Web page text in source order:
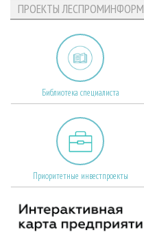
ПРОЕКТЫ ЛЕСПРОМИНФОРМ
Библиотека специалиста
Приоритетные инвестпроекты